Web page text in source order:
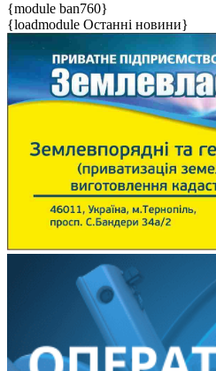
{module ban760}
{loadmodule Останні новини}